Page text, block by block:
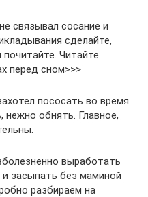
связывал сосание и
сделайте,
Читайте
перед сном>>>
пососать во время
нежно обнять. Главное,
выработать
засыпать без маминой
разбираем на